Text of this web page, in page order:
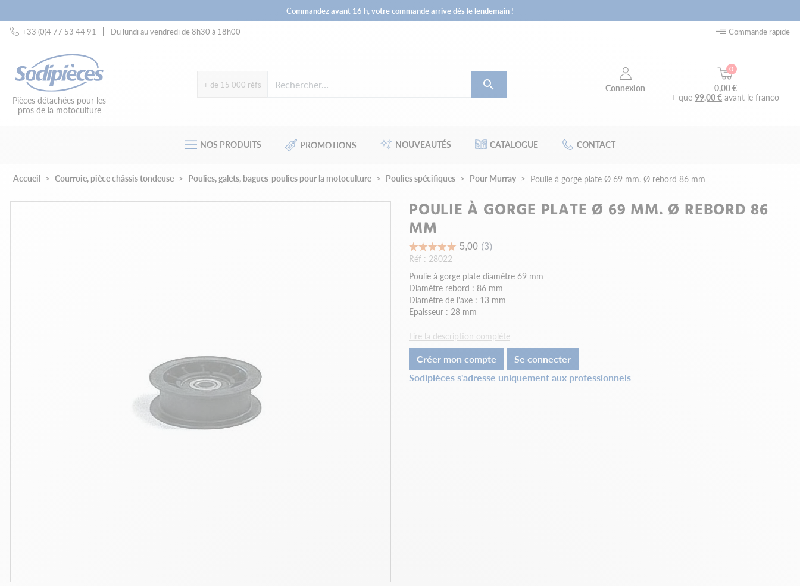
Commandez avant 16 h, votre commande arrive dès le lendemain !
+33 (0)4 77 53 44 91
Du lundi au vendredi de 8h30 à 18h00 Commande rapide
Pièces détachées pour les
pros de la motoculture
+ de 15 000 réfs  Connexion
0
0,00 €
+ que99,00 € avant le franco
NOS PRODUITS PROMOTIONS NOUVEAUTÉS CATALOGUE CONTACT
Accueil Courroie, pièce châssis tondeuse Poulies, galets, bagues-poulies pour la motoculture Poulies spécifiques Pour Murray Poulie à gorge plate Ø 69 mm. Ø rebord 86 mm
POULIE À GORGE PLATE Ø 69 MM. Ø REBORD 86
MM
Réf : 28022
Poulie à gorge plate diamètre 69 mm
Diamètre rebord : 86 mm
Diamètre de l'axe : 13 mm
Epaisseur : 28 mm
Lire la description complète
Créer mon compte
Se connecter
Sodipièces s'adresse uniquement aux professionnels